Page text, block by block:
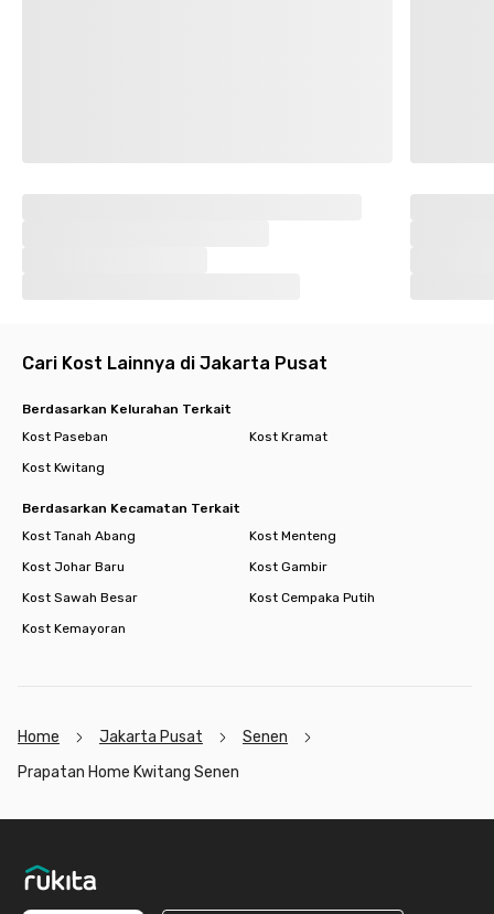
Cari Kost Lainnya di Jakarta Pusat
Berdasarkan Kelurahan Terkait
Kost Paseban
Kost Kramat
Kost Kwitang
Berdasarkan Kecamatan Terkait
Kost Tanah Abang
Kost Menteng
Kost Johar Baru
Kost Gambir
Kost Sawah Besar
Kost Cempaka Putih
Kost Kemayoran
Home Jakarta Pusat
Senen
Prapatan Home Kwitang Senen